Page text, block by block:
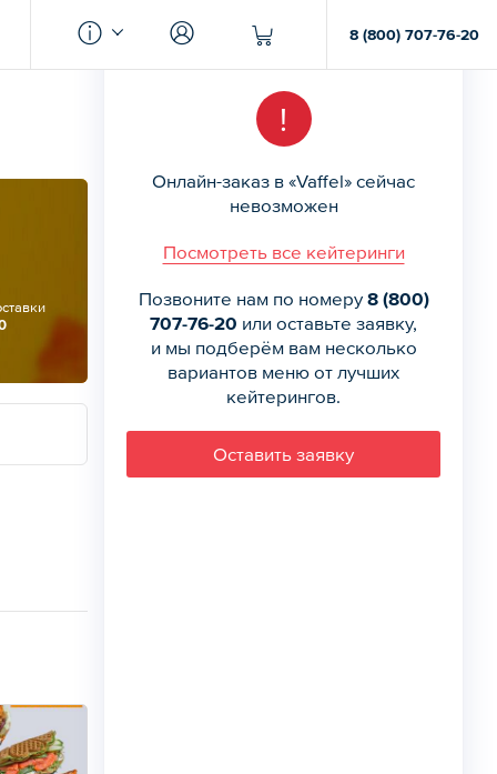
8 (800) 707-76-20
!
Онлайн-заказ в «Vaffel» сейчас
невозможен
Посмотреть все кейтеринги
Позвоните нам по номеру 8 (800)
707-76-20 или оставьте заявку,
и мы подберём вам несколько
вариантов меню от лучших
кейтерингов.
Оставить заявку